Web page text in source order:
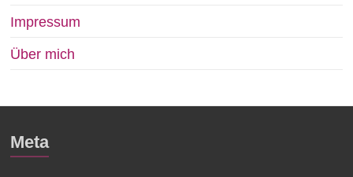
Impressum
Über mich
Meta